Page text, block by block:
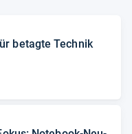
betagte Tech­nik